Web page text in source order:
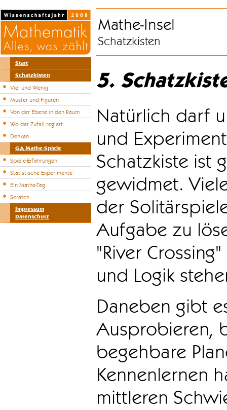
Start
Schatzkisten
Viel und Wenig
Muster und Figuren
Von der Ebene in den Raum
Wo der Zufall regiert
Denken
GA Mathe-Spiele
Spiele-Erfahrungen
Statistische Experimente
Ein Mathe-Tag
Scratch
Impressum
Datenschutz
Mathe-Insel
Schatzkisten
5.
Natürlich darf
und
Schatzkiste ist
gewidmet.
der
Aufgabe zu
"River
und Logik
Daneben gibt
Ausprobieren,
begehbare
Kennenlernen
mittleren